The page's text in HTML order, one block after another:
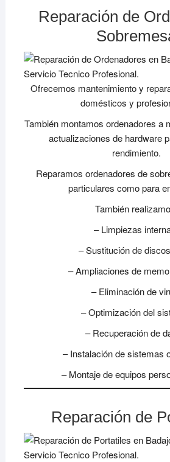
Reparación de
Ofrecemos mantenimiento y
domésticos y
También montamos ordenadores a
actualizaciones de hardware
rendimiento.
Reparamos ordenadores de
particulares como para
También
– Limpiezas
– Sustitución de
– Ampliaciones de
– Eliminación de
– Optimización del
– Recuperación de
– Instalación de sistemas
– Montaje de equipos
Reparación de